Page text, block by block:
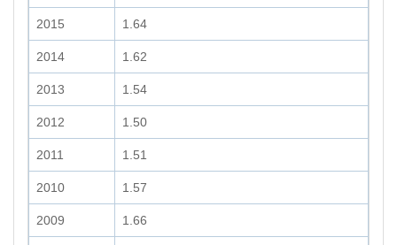
2015 1.64
2014 1.62
2013 1.54
2012 1.50
2011 1.51
2010 1.57
2009 1.66